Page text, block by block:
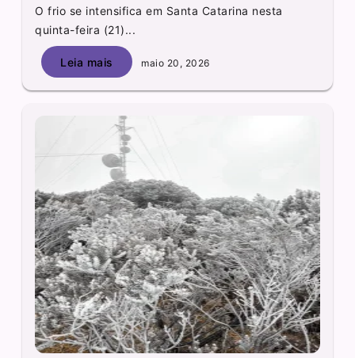
O frio se intensifica em Santa Catarina nesta
quinta-feira (21)...
Leia mais maio 20, 2026